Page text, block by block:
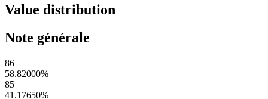
Value distribution
Note générale
86+
58.82000%
85
41.17650%